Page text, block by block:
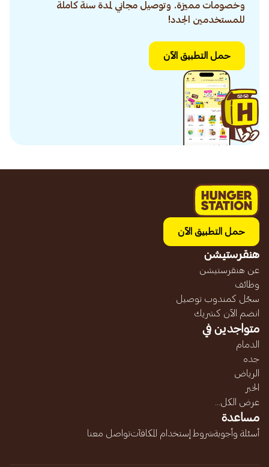
وخصومات مميزة. وتوصيل مجاني لمدة سنة كاملة
للمستخدمين الجدد!
حمل التطبيق الآن
حمل التطبيق الآن
هنقرستيشن
عن هنقرستيشن
وظائف
سجّل كمندوب توصيل
انضم الآن كشريك
متواجدين في
الدمام
جده
الرياض
الخبر
عرض الكل...
مساعدة
أسئلة وأجوبةشروط إستخدام المكافآتتواصل معنا